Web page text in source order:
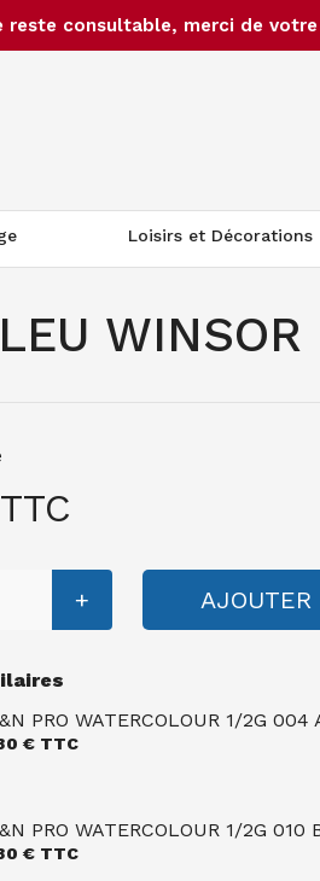
consultable, merci de
Loisirs et Décorations
WINSOR
+ AJOUTER
PRO WATERCOLOUR 1/2G 004
€ TTC
PRO WATERCOLOUR 1/2G 010
€ TTC